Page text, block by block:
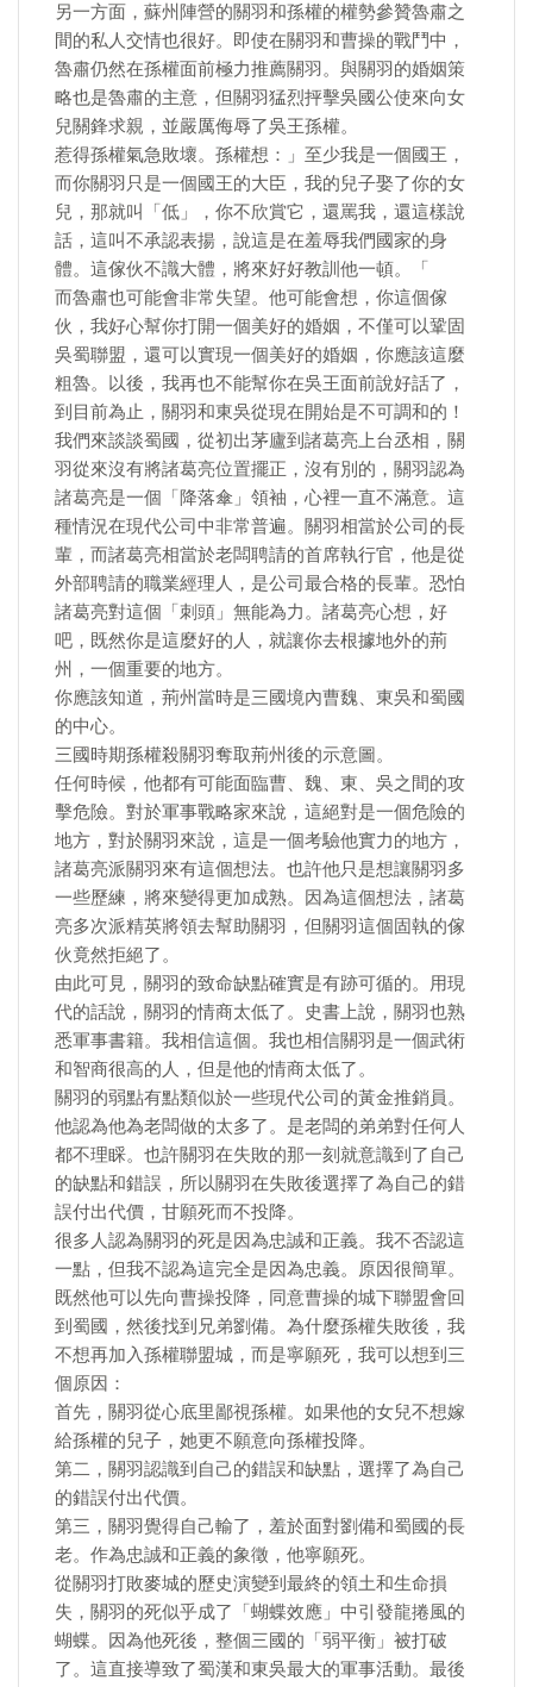
另一方面，蘇州陣營的關羽和孫權的權勢參贊魯肅之
間的私人交情也很好。即使在關羽和曹操的戰鬥中，
魯肅仍然在孫權面前極力推薦關羽。與關羽的婚姻策
略也是魯肅的主意，但關羽猛烈抨擊吳國公使來向女
兒關鋒求親，並嚴厲侮辱了吳王孫權。
惹得孫權氣急敗壞。孫權想：」至少我是一個國王，
而你關羽只是一個國王的大臣，我的兒子娶了你的女
兒，那就叫「低」，你不欣賞它，還罵我，還這樣說
話，這叫不承認表揚，說這是在羞辱我們國家的身
體。這傢伙不識大體，將來好好教訓他一頓。「
而魯肅也可能會非常失望。他可能會想，你這個傢
伙，我好心幫你打開一個美好的婚姻，不僅可以鞏固
吳蜀聯盟，還可以實現一個美好的婚姻，你應該這麼
粗魯。以後，我再也不能幫你在吳王面前說好話了，
到目前為止，關羽和東吳從現在開始是不可調和的！
我們來談談蜀國，從初出茅廬到諸葛亮上台丞相，關
羽從來沒有將諸葛亮位置擺正，沒有別的，關羽認為
諸葛亮是一個「降落傘」領袖，心裡一直不滿意。這
種情況在現代公司中非常普遍。關羽相當於公司的長
輩，而諸葛亮相當於老闆聘請的首席執行官，他是從
外部聘請的職業經理人，是公司最合格的長輩。恐怕
諸葛亮對這個「刺頭」無能為力。諸葛亮心想，好
吧，既然你是這麼好的人，就讓你去根據地外的荊
州，一個重要的地方。
你應該知道，荊州當時是三國境內曹魏、東吳和蜀國
的中心。
三國時期孫權殺關羽奪取荊州後的示意圖。
任何時候，他都有可能面臨曹、魏、東、吳之間的攻
擊危險。對於軍事戰略家來說，這絕對是一個危險的
地方，對於關羽來說，這是一個考驗他實力的地方，
諸葛亮派關羽來有這個想法。也許他只是想讓關羽多
一些歷練，將來變得更加成熟。因為這個想法，諸葛
亮多次派精英將領去幫助關羽，但關羽這個固執的傢
伙竟然拒絕了。
由此可見，關羽的致命缺點確實是有跡可循的。用現
代的話說，關羽的情商太低了。史書上說，關羽也熟
悉軍事書籍。我相信這個。我也相信關羽是一個武術
和智商很高的人，但是他的情商太低了。
關羽的弱點有點類似於一些現代公司的黃金推銷員。
他認為他為老闆做的太多了。是老闆的弟弟對任何人
都不理睬。也許關羽在失敗的那一刻就意識到了自己
的缺點和錯誤，所以關羽在失敗後選擇了為自己的錯
誤付出代價，甘願死而不投降。
很多人認為關羽的死是因為忠誠和正義。我不否認這
一點，但我不認為這完全是因為忠義。原因很簡單。
既然他可以先向曹操投降，同意曹操的城下聯盟會回
到蜀國，然後找到兄弟劉備。為什麼孫權失敗後，我
不想再加入孫權聯盟城，而是寧願死，我可以想到三
個原因：
首先，關羽從心底里鄙視孫權。如果他的女兒不想嫁
給孫權的兒子，她更不願意向孫權投降。
第二，關羽認識到自己的錯誤和缺點，選擇了為自己
的錯誤付出代價。
第三，關羽覺得自己輸了，羞於面對劉備和蜀國的長
老。作為忠誠和正義的象徵，他寧願死。
從關羽打敗麥城的歷史演變到最終的領土和生命損
失，關羽的死似乎成了「蝴蝶效應」中引發龍捲風的
蝴蝶。因為他死後，整個三國的「弱平衡」被打破
了。這直接導致了蜀漢和東吳最大的軍事活動。最後